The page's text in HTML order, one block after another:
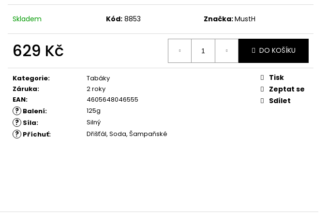
Skladem Kód: 8853 Značka:MustH
629 Kč
cena:
DO KOŠÍKU
Kategorie:
Tabáky
Záruka:
2 roky
EAN: 4605648046555
? Balení: 125g
? Síla: Silný
? Příchuť: Dřišťál, Soda, Šampaňské
Tisk
Zeptat se
Sdílet